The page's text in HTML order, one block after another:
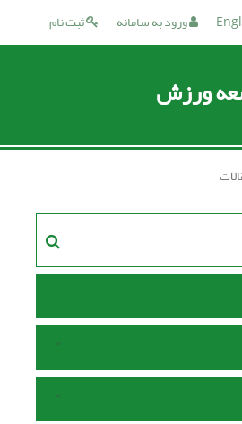
ثبت نام ورود به سامانه
ورزش